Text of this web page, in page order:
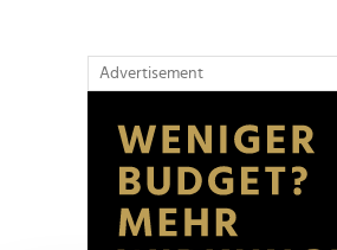
Advertisement